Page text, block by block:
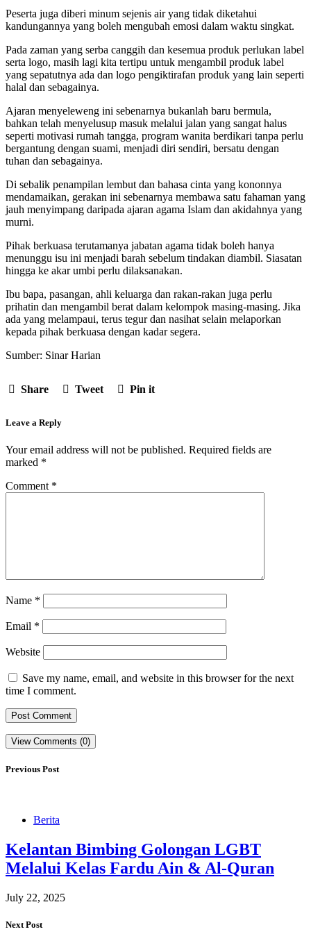
Peserta juga diberi minum sejenis air yang tidak diketahui
kandungannya yang boleh mengubah emosi dalam waktu singkat.
Pada zaman yang serba canggih dan kesemua produk perlukan label
serta logo, masih lagi kita tertipu untuk mengambil produk label
yang sepatutnya ada dan logo pengiktirafan produk yang lain seperti
halal dan sebagainya.
Ajaran menyeleweng ini sebenarnya bukanlah baru bermula,
bahkan telah menyelusup masuk melalui jalan yang sangat halus
seperti motivasi rumah tangga, program wanita berdikari tanpa perlu
bergantung dengan suami, menjadi diri sendiri, bersatu dengan
tuhan dan sebagainya.
Di sebalik penampilan lembut dan bahasa cinta yang kononnya
mendamaikan, gerakan ini sebenarnya membawa satu fahaman yang
jauh menyimpang daripada ajaran agama Islam dan akidahnya yang
murni.
Pihak berkuasa terutamanya jabatan agama tidak boleh hanya
menunggu isu ini menjadi barah sebelum tindakan diambil. Siasatan
hingga ke akar umbi perlu dilaksanakan.
Ibu bapa, pasangan, ahli keluarga dan rakan-rakan juga perlu
prihatin dan mengambil berat dalam kelompok masing-masing. Jika
ada yang melampaui, terus tegur dan nasihat selain melaporkan
kepada pihak berkuasa dengan kadar segera.
Sumber: Sinar Harian
Share Tweet Pin it
Leave a Reply
Your email address will not be published. Required fields are
marked *
Comment *
Name *
Email *
Website
Save my name, email, and website in this browser for the next
time I comment.
View Comments (0)
Previous Post
Berita
Kelantan Bimbing Golongan LGBT
Melalui Kelas Fardu Ain & Al-Quran
July 22, 2025
Next Post